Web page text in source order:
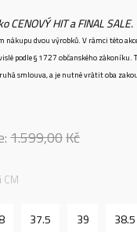
HIT a FINAL SALE.
nákupu dvou výrobků. V rámci této
podle § 1727 občanského zákoníku.
smlouva, a je nutné vrátit oba
1.599,00Kč
37.5 39 38.5